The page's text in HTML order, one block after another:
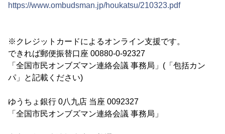
https://www.ombudsman.jp/houkatsu/210323.pdf
※クレジットカードによるオンライン支援です。
できれば郵便振替口座 00880-0-92327
「全国市民オンブズマン連絡会議 事務局」(「包括カン
パ」と記載ください)
ゆうちょ銀行 0八九店 当座 0092327
「全国市民オンブズマン連絡会議 事務局」